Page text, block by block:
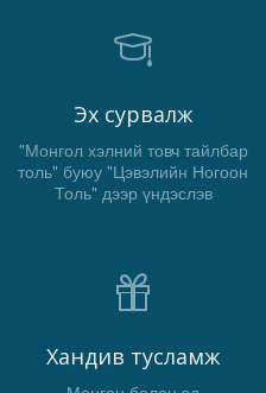
Эх сурвалж
"Монгол хэлний товч тайлбар
толь" буюу "Цэвэлийн Ногоон
Толь" дээр үндэслэв
Хандив тусламж